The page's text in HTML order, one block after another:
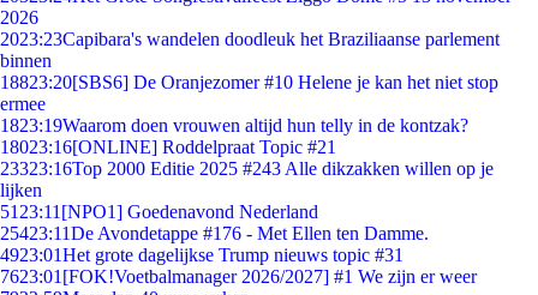
2026
2023:23Capibara's wandelen doodleuk het Braziliaanse parlement
binnen
18823:20[SBS6] De Oranjezomer #10 Helene je kan het niet stop
ermee
1823:19Waarom doen vrouwen altijd hun telly in de kontzak?
18023:16[ONLINE] Roddelpraat Topic #21
23323:16Top 2000 Editie 2025 #243 Alle dikzakken willen op je
lijken
51 23:11 [NPO1] Goedenavond Nederland
25423:11De Avondetappe #176 - Met Ellen ten Damme.
4923:01Het grote dagelijkse Trump nieuws topic #31
7623:01 [FOK!Voetbalmanager 2026/2027] #1 We zijn er weer